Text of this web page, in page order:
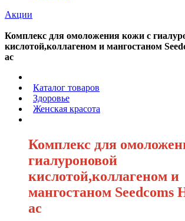
Акции
Комплекс для омоложения кожи с
кислотой,коллагеном и мангостаном
ac
Каталог товаров
Здоровье
Женская красота
Комплекс для
гиалуроновой
кислотой,коллагеном и
мангостаном Seedcoms
ac